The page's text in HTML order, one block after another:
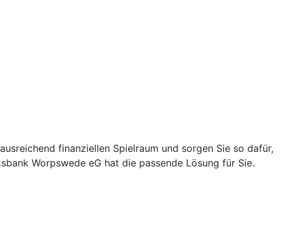
finanziellen Spielraum und sorgen Sie so dafür,
Worpswede eG hat die passende Lösung für Sie.